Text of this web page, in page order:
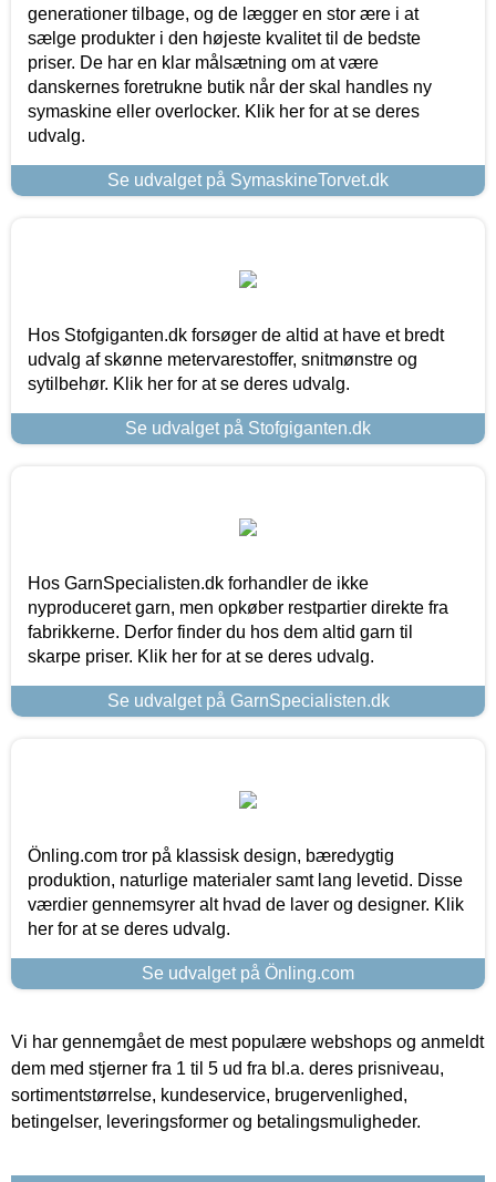
generationer tilbage, og de lægger en stor ære i at
sælge produkter i den højeste kvalitet til de bedste
priser. De har en klar målsætning om at være
danskernes foretrukne butik når der skal handles ny
symaskine eller overlocker. Klik her for at se deres
udvalg.
Se udvalget på SymaskineTorvet.dk
Hos Stofgiganten.dk forsøger de altid at have et bredt
udvalg af skønne metervarestoffer, snitmønstre og
sytilbehør. Klik her for at se deres udvalg.
Se udvalget på Stofgiganten.dk
Hos GarnSpecialisten.dk forhandler de ikke
nyproduceret garn, men opkøber restpartier direkte fra
fabrikkerne. Derfor finder du hos dem altid garn til
skarpe priser. Klik her for at se deres udvalg.
Se udvalget på GarnSpecialisten.dk
Önling.com tror på klassisk design, bæredygtig
produktion, naturlige materialer samt lang levetid. Disse
værdier gennemsyrer alt hvad de laver og designer. Klik
her for at se deres udvalg.
Se udvalget på Önling.com
Vi har gennemgået de mest populære webshops og anmeldt
dem med stjerner fra 1 til 5 ud fra bl.a. deres prisniveau,
sortimentstørrelse, kundeservice, brugervenlighed,
betingelser, leveringsformer og betalingsmuligheder.